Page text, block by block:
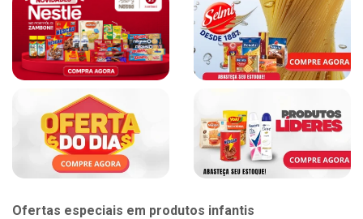
Ofertas especiais em produtos infantis